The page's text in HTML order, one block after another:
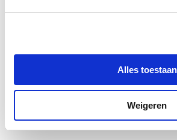
Alles toestaan
Weigeren
personeelsbeleid is een goede zaak, maar de
toont aan dat hervormingen alleen kunnen
Plenaire vraag over de veiligheid
18/06/26